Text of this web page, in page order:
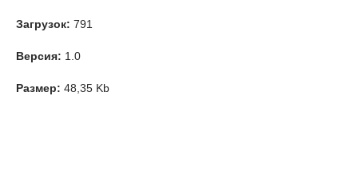
Загрузок: 791
Версия: 1.0
Размер: 48,35 Kb